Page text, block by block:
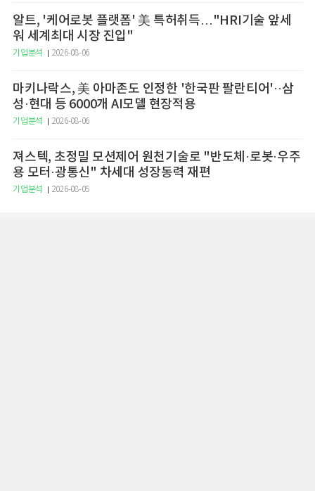
알트, '케어로봇 플랫폼' 美 특허취득…"HRI기술 앞세
워 세계최대 시장 진입"
기업분석 2026-08-06
마키나락스, 美 아마존도 인정한 '한국판 팔란티어'··삼
성·현대 등 6000개 AI모델 현장적용
기업분석 2026-08-06
져스텍, 초정밀 모션제어 원천기술로 "반도체·로봇·우주
용 모터·광통신" 차세대 성장동력 재편
기업분석 2026-08-05